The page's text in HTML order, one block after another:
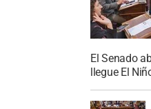
El Senado
llegue El